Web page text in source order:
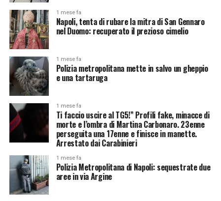
1 mese fa
Napoli, tenta di rubare la mitra di San Gennaro
nel Duomo: recuperato il prezioso cimelio
1 mese fa
Polizia metropolitana mette in salvo un gheppio
e una tartaruga
1 mese fa
Ti faccio uscire al TG5!” Profili fake, minacce di
morte e l’ombra di Martina Carbonaro. 23enne
perseguita una 17enne e finisce in manette.
Arrestato dai Carabinieri
1 mese fa
Polizia Metropolitana di Napoli: sequestrate due
aree in via Argine